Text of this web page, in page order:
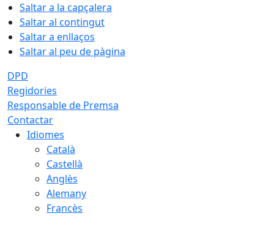
Saltar a la capçalera
Saltar al contingut
Saltar a enllaços
Saltar al peu de pàgina
DPD
Regidories
Responsable de Premsa
Contactar
Idiomes
Català
Castellà
Anglès
Alemany
Francès